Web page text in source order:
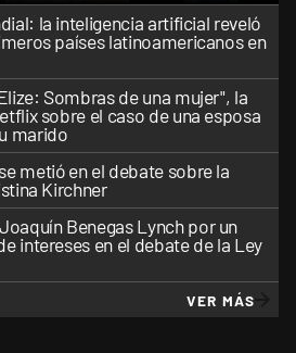
la inteligencia artificial reveló
países latinoamericanos en
Sombras de una mujer", la
sobre el caso de una esposa
marido
metió en el debate sobre la
Kirchner
Benegas Lynch por un
intereses en el debate de la Ley
VER MÁS